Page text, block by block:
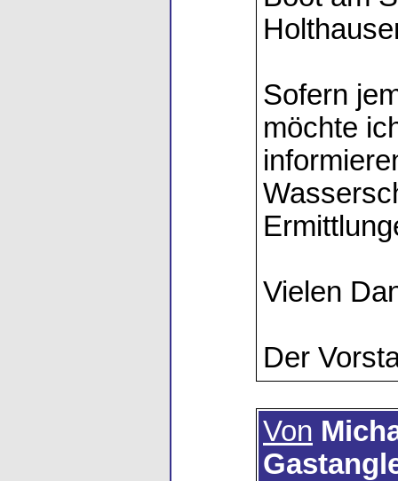
Sofern
möchte
Vielen
Der
Von